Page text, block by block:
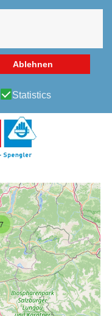
Ablehnen
Statistics
7